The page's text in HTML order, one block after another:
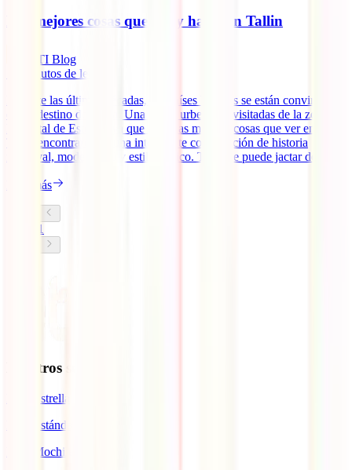
Las mejores cosas que ver y hacer en Tallin
IATI Blog
minutos de lectura
Durante las últimas décadas, los países bálticos se están convirtiendo
en un destino de moda. Una de las urbes más visitadas de la zona es
la capital de Estonia, ya que entre las mejores cosas que ver en
Tallin encontraremos una interesante combinación de historia
medieval, modernidad y estilo báltico. Tallin se puede jactar de [...]
Leer más
1
Nuestros seguros
IATI Estrella
IATI Estándar
IATI Mochilero